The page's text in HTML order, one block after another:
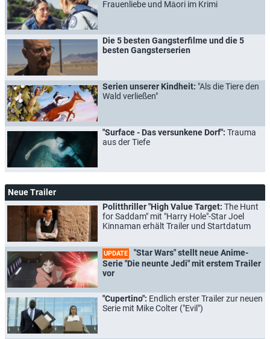
Frauenliebe und Māori im Krimi
Die 5 besten Gangsterfilme und die 5
besten Gangsterserien
Serien unserer Kindheit: "Als die Tiere den
Wald verließen"
"Surface - Das versunkene Dorf": Trauma
aus der Tiefe
Neue Trailer
Politthriller "High Value Target: The Hunt
for Saddam" mit "Harry Hole"-Star Joel
Kinnaman erhält Trailer und Startdatum
UPDATE
"Star Wars" stellt neue Anime-
Serie "Die neunte Jedi" mit erstem Trailer
vor
"Cupertino": Endlich erster Trailer zur neuen
Serie mit Mike Colter ("Evil")